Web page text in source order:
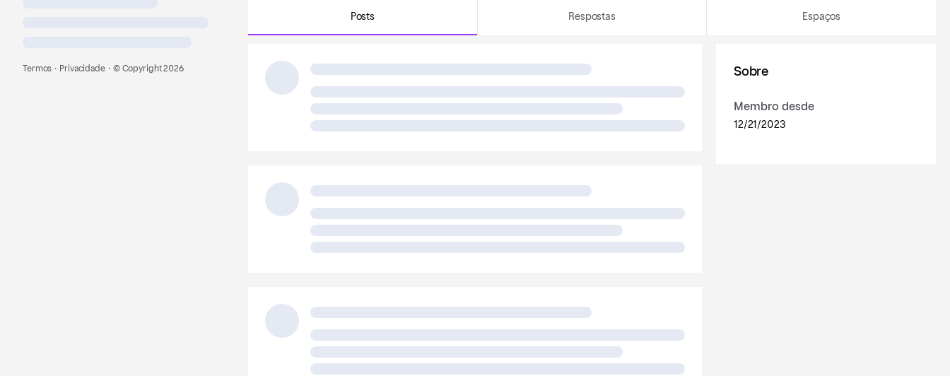
Termos · Privacidade · © Copyright2026
Posts Respostas Espaços
Sobre
Membro desde
12/21/2023